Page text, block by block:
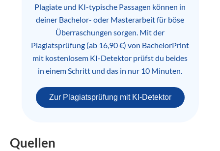
Plagiate und KI-typische Passagen können in
deiner Bachelor- oder Masterarbeit für böse
Überraschungen sorgen. Mit der
Plagiatsprüfung (ab 16,90 €) von BachelorPrint
mit kostenlosem KI-Detektor prüfst du beides
in einem Schritt und das in nur 10 Minuten.
Zur Plagiatsprüfung mit KI-Detektor
Quellen